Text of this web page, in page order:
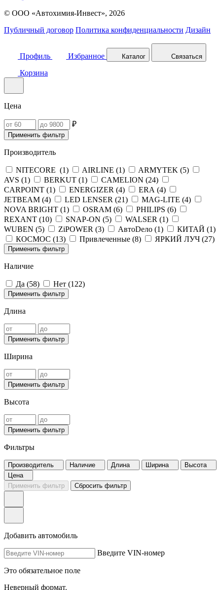
© ООО «Автохимия-Инвест», 2026
Публичный договор Политика конфиденциальности Дизайн
Профиль Избранное Каталог Связаться
Корзина
Цена
₽
Применить фильтр
Производитель
NITECORE (1) AIRLINE (1) ARMYTEK (5)
AVS (1) BERKUT (1) CAMELION (24)
CARPOINT (1) ENERGIZER (4) ERA (4)
JETBEAM (4) LED LENSER (21) MAG-LITE (4)
NOVA BRIGHT (1) OSRAM (6) PHILIPS (6)
REXANT (10) SNAP-ON (5) WALSER (1)
WUBEN (5) ZiPOWER (3) АвтоDело (1) КИТАЙ (1)
КОСМОС (13) Привлеченные (8) ЯРКИЙ ЛУЧ (27)
Применить фильтр
Наличие
Да (58) Нет (122)
Применить фильтр
Длина
Применить фильтр
Ширина
Применить фильтр
Высота
Применить фильтр
Фильтры
Производитель Наличие Длина Ширина
Высота
Цена
Применить фильтр
Сбросить фильтр
Добавить автомобиль
Введите VIN-номер
Это обязательное поле
Неверный формат.